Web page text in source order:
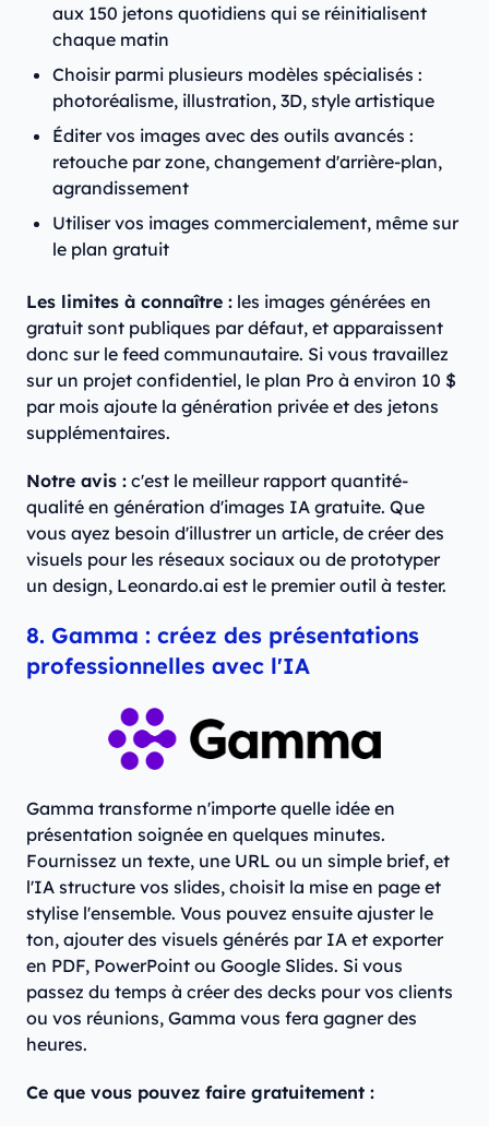
aux 150 jetons quotidiens qui se réinitialisent
chaque matin
Choisir parmi plusieurs modèles spécialisés :
photoréalisme, illustration, 3D, style artistique
Éditer vos images avec des outils avancés :
retouche par zone, changement d'arrière-plan,
agrandissement
Utiliser vos images commercialement, même sur
le plan gratuit
Les limites à connaître : les images générées en
gratuit sont publiques par défaut, et apparaissent
donc sur le feed communautaire. Si vous travaillez
sur un projet confidentiel, le plan Pro à environ 10 $
par mois ajoute la génération privée et des jetons
supplémentaires.
Notre avis : c'est le meilleur rapport quantité-
qualité en génération d'images IA gratuite. Que
vous ayez besoin d'illustrer un article, de créer des
visuels pour les réseaux sociaux ou de prototyper
un design, Leonardo.ai est le premier outil à tester.
8. Gamma : créez des présentations
professionnelles avec l'IA
Gamma transforme n'importe quelle idée en
présentation soignée en quelques minutes.
Fournissez un texte, une URL ou un simple brief, et
l'IA structure vos slides, choisit la mise en page et
stylise l'ensemble. Vous pouvez ensuite ajuster le
ton, ajouter des visuels générés par IA et exporter
en PDF, PowerPoint ou Google Slides. Si vous
passez du temps à créer des decks pour vos clients
ou vos réunions, Gamma vous fera gagner des
heures.
Ce que vous pouvez faire gratuitement :